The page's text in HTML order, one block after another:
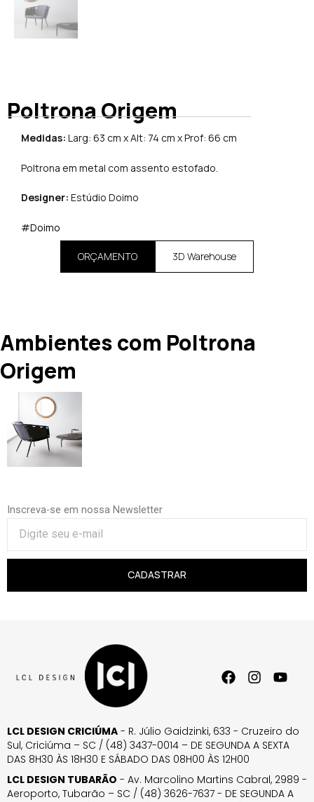
Poltrona Origem
Medidas: Larg: 63 cm x Alt: 74 cm x Prof: 66 cm
Poltrona em metal com assento estofado.
Designer: Estúdio Doimo
#Doimo
ORÇAMENTO 3D Warehouse
Ambientes com Poltrona
Origem
Inscreva-se em nossa Newsletter
CADASTRAR
LCL DESIGN CRICIÚMA - R. Júlio Gaidzinki, 633 - Cruzeiro do
Sul, Criciúma – SC / (48) 3437-0014 – DE SEGUNDA A SEXTA
DAS 8H30 ÀS 18H30 E SÁBADO DAS 08H00 ÀS 12H00
LCL DESIGN TUBARÃO - Av. Marcolino Martins Cabral, 2989 -
Aeroporto, Tubarão – SC / (48) 3626-7637 - DE SEGUNDA A